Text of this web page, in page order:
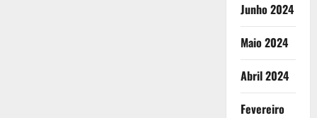
Junho 2024
Maio 2024
Abril 2024
Fevereiro